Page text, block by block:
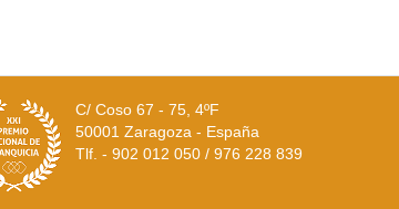
C/ Coso 67 - 75, 4ºF
50001 Zaragoza - España
Tlf. - 902 012 050 / 976 228 839